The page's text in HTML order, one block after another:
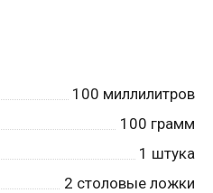
100 миллилитров
100 грамм
1 штука
2 столовые ложки